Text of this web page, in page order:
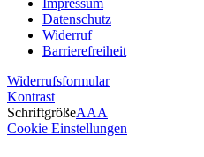
Impressum
Datenschutz
Widerruf
Barrierefreiheit
Widerrufsformular
Kontrast
SchriftgrößeAAA
Cookie Einstellungen